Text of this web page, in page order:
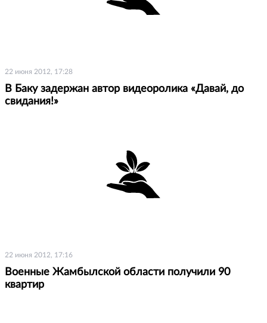
22 июня 2012, 17:28
В Баку задержан автор видеоролика «Давай, до
свидания!»
22 июня 2012, 17:16
Военные Жамбылской области получили 90
квартир